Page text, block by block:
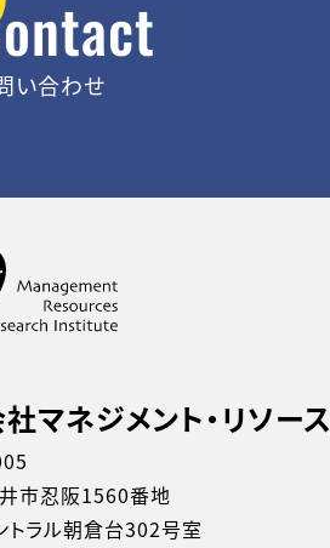
い合わせ
マネジメント・リソース
市忍阪1560番地
トラル朝倉台302号室